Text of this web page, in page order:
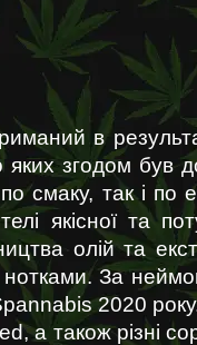
в
згодом був
смаку, так і по
якісної та
олій та
За
2020
а також різні